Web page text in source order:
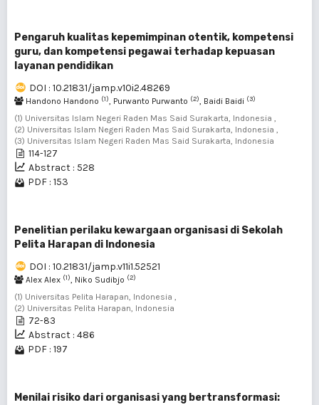
Pengaruh kualitas kepemimpinan otentik, kompetensi
guru, dan kompetensi pegawai terhadap kepuasan
layanan pendidikan
DOI : 10.21831/jamp.v10i2.48269
Handono Handono (1), Purwanto Purwanto (2), Baidi Baidi (3)
(1) Universitas Islam Negeri Raden Mas Said Surakarta, Indonesia ,
(2) Universitas Islam Negeri Raden Mas Said Surakarta, Indonesia ,
(3) Universitas Islam Negeri Raden Mas Said Surakarta, Indonesia
114-127
Abstract : 528
PDF : 153
Penelitian perilaku kewargaan organisasi di Sekolah
Pelita Harapan di Indonesia
DOI : 10.21831/jamp.v11i1.52521
Alex Alex (1), Niko Sudibjo (2)
(1) Universitas Pelita Harapan, Indonesia ,
(2) Universitas Pelita Harapan, Indonesia
72-83
Abstract : 486
PDF : 197
Menilai risiko dari organisasi yang bertransformasi: